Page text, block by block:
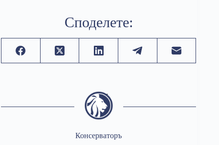
Споделете:
Консерваторъ